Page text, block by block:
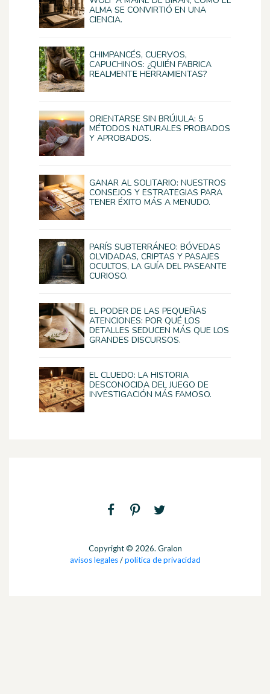
ALMA SE CONVIRTIÓ EN UNA
CIENCIA.
CHIMPANCÉS, CUERVOS,
CAPUCHINOS: ¿QUIÉN FABRICA
REALMENTE HERRAMIENTAS?
ORIENTARSE SIN BRÚJULA: 5
MÉTODOS NATURALES PROBADOS
Y APROBADOS.
GANAR AL SOLITARIO: NUESTROS
CONSEJOS Y ESTRATEGIAS PARA
TENER ÉXITO MÁS A MENUDO.
PARÍS SUBTERRÁNEO: BÓVEDAS
OLVIDADAS, CRIPTAS Y PASAJES
OCULTOS, LA GUÍA DEL PASEANTE
CURIOSO.
EL PODER DE LAS PEQUEÑAS
ATENCIONES: POR QUÉ LOS
DETALLES SEDUCEN MÁS QUE LOS
GRANDES DISCURSOS.
EL CLUEDO: LA HISTORIA
DESCONOCIDA DEL JUEGO DE
INVESTIGACIÓN MÁS FAMOSO.
Copyright © 2026. Gralon
avisos legales/politica de privacidad